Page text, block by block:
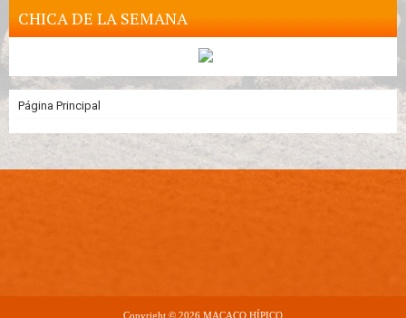
CHICA DE LA SEMANA
Página Principal
Copyright © 2026 MACACO HÍPICO